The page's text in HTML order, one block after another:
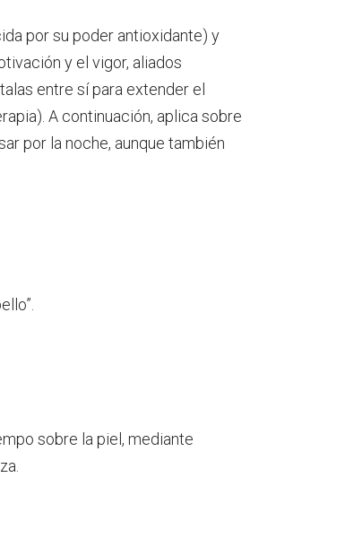
por su poder antioxidante) y
y el vigor, aliados
entre sí para extender el
A continuación, aplica sobre
por la noche, aunque también
sobre la piel, mediante